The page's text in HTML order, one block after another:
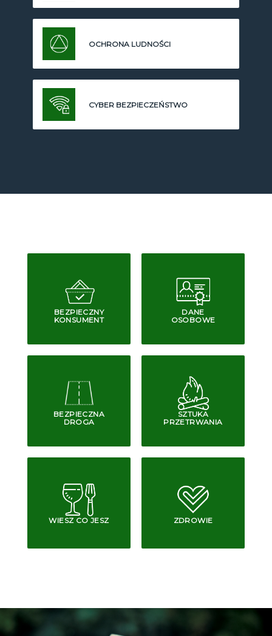
OCHRONA LUDNOŚCI
CYBER BEZPIECZEŃSTWO
BEZPIECZNY
KONSUMENT
DANE
OSOBOWE
BEZPIECZNA
DROGA
SZTUKA
PRZETRWANIA
WIESZ CO JESZ ZDROWIE